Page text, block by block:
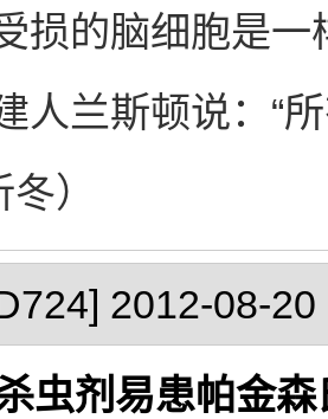
损的脑细胞是
人兰斯顿说：“
）
2012-08-20
虫剂易患帕金